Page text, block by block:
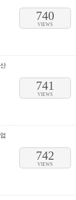
740
VIEWS
741
VIEWS
742
VIEWS